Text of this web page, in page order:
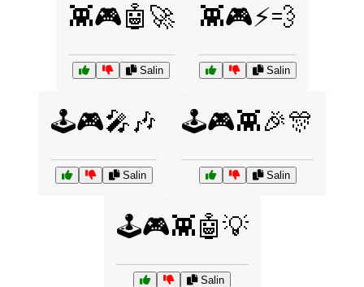
👾🎮🤖🚀
Salin
👾🎮⚡💨
Salin
🕹️🎮🎤🎶
Salin
🕹️🎮👾🎉🎊
Salin
🕹️🎮👾🤖💡
Salin